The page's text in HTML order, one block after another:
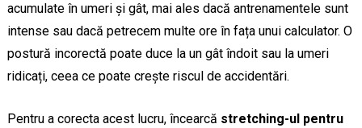
acumulate în umeri și gât, mai ales dacă antrenamentele sunt
intense sau dacă petrecem multe ore în fața unui calculator. O
postură incorectă poate duce la un gât îndoit sau la umeri
ridicați, ceea ce poate crește riscul de accidentări.
Pentru a corecta acest lucru, încearcă stretching-ul pentru